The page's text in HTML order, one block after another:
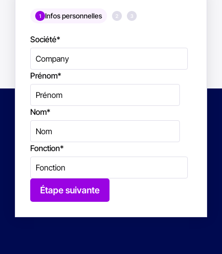
1 Infos personnelles 2 3
Société*
Prénom*
Nom*
Fonction*
Étape suivante